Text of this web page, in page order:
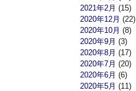
2021年2月 (15)
2020年12月 (22)
2020年10月 (8)
2020年9月 (3)
2020年8月 (17)
2020年7月 (20)
2020年6月 (6)
2020年5月 (11)